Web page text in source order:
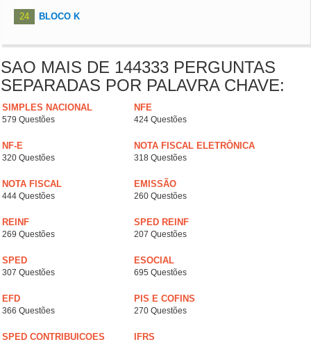
24 BLOCO K
SAO MAIS DE 144333 PERGUNTAS
SEPARADAS POR PALAVRA CHAVE:
SIMPLES NACIONAL
579 Questões
NFE
424 Questões
NF-E
320 Questões
NOTA FISCAL ELETRÔNICA
318 Questões
NOTA FISCAL
444 Questões
EMISSÃO
260 Questões
REINF
269 Questões
SPED REINF
207 Questões
SPED
307 Questões
ESOCIAL
695 Questões
EFD
366 Questões
PIS E COFINS
270 Questões
SPED CONTRIBUICOES IFRS